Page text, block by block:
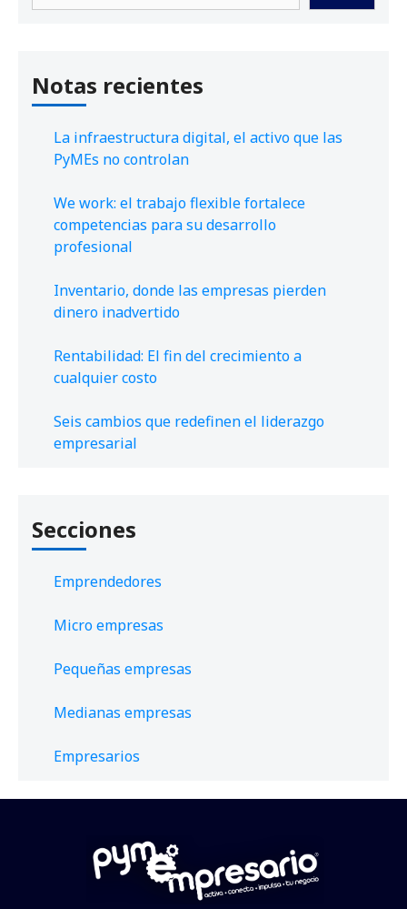
Notas recientes
La infraestructura digital, el activo que las
PyMEs no controlan
We work: el trabajo flexible fortalece
competencias para su desarrollo
profesional
Inventario, donde las empresas pierden
dinero inadvertido
Rentabilidad: El fin del crecimiento a
cualquier costo
Seis cambios que redefinen el liderazgo
empresarial
Secciones
Emprendedores
Micro empresas
Pequeñas empresas
Medianas empresas
Empresarios